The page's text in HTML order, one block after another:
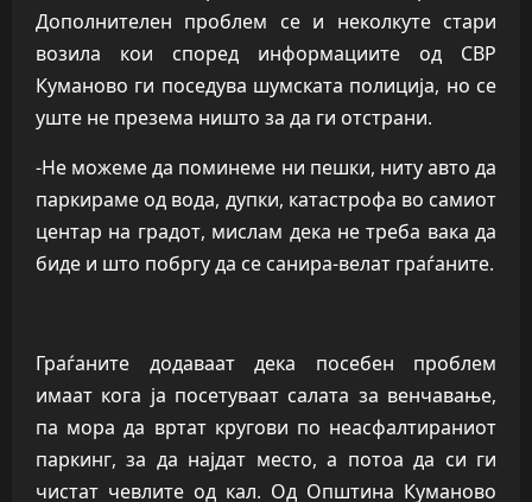
Дополнителен проблем се и неколкуте стари
возила кои според информациите од СВР
Куманово ги поседува шумската полиција, но се
уште не презема ништо за да ги отстрани.
-Не можеме да поминеме ни пешки, ниту авто да
паркираме од вода, дупки, катастрофа во самиот
центар на градот, мислам дека не треба вака да
биде и што побргу да се санира-велат граѓаните.
Граѓаните додаваат дека посебен проблем
имаат кога ја посетуваат салата за венчавање,
па мора да вртат кругови по неасфалтираниот
паркинг, за да најдат место, а потоа да си ги
чистат чевлите од кал. Од Општина Куманово